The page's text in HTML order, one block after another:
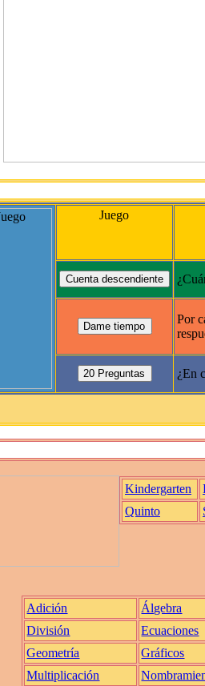
Juego
Por
¿En
Kindergarten
Quinto
Adición
Álgebra
División
Ecuaciones
Geometría
Gráficos
Multiplicación